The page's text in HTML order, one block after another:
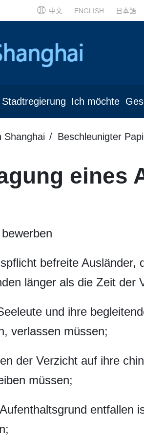
中文 ENGLISH 日本語
Stadtregierung Ich möchte
Shanghai Beschleunigter
eines
befreite Ausländer,
länger als die Zeit der
und ihre
verlassen müssen;
der Verzicht auf ihre
müssen;
entfallen